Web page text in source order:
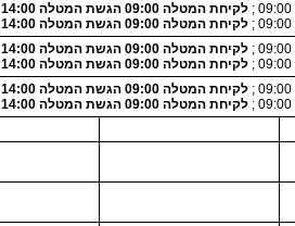
09:00 ;
לקיחת המטלה 09:00 הגשת המטלה 14:00
09:00 ; לקיחת המטלה 09:00 הגשת המטלה 14:00
09:00 ;
לקיחת המטלה 09:00 הגשת המטלה 14:00
09:00 ; לקיחת המטלה 09:00 הגשת המטלה 14:00
09:00 ;
לקיחת המטלה 09:00 הגשת המטלה 14:00
09:00 ;
לקיחת המטלה 09:00 הגשת המטלה 14:00